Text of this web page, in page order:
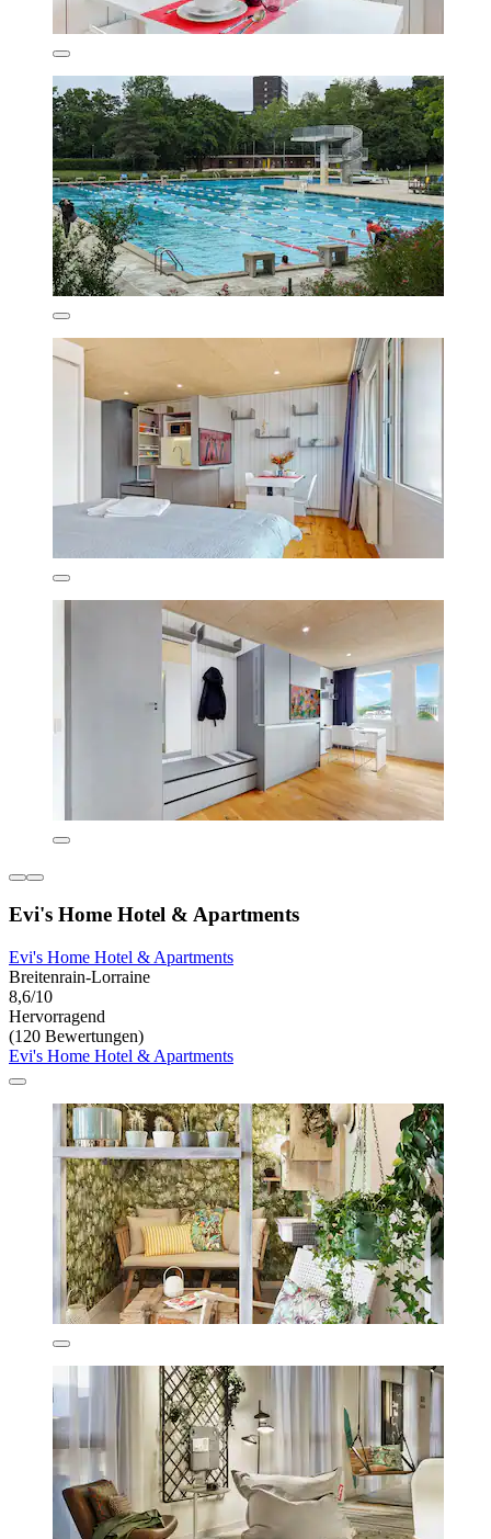
Evi's Home Hotel & Apartments
Evi's Home Hotel & Apartments
Breitenrain-Lorraine
8,6/10
Hervorragend
(120 Bewertungen)
Evi's Home Hotel & Apartments